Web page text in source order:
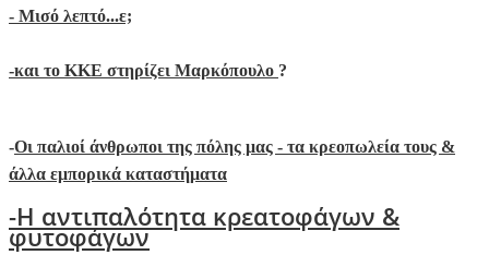
- Μισό λεπτό...ε;
-και το ΚΚΕ στηρίζει Μαρκόπουλο ?
-Οι παλιοί άνθρωποι της πόλης μας - τα κρεοπωλεία τους &
άλλα εμπορικά καταστήματα
-Η αντιπαλότητα κρεατοφάγων &
φυτοφάγων